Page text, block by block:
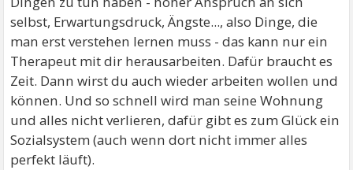
angst das es nie wieder spass machen wird, ich
meinen job verliere und dann meine wohnung usw...
selbst, Erwartungsdruck, Ängste..., also Dinge, die
man erst verstehen lernen muss - das kann nur ein
Therapeut mit dir herausarbeiten. Dafür braucht es
Zeit. Dann wirst du auch wieder arbeiten wollen und
können. Und so schnell wird man seine Wohnung
und alles nicht verlieren, dafür gibt es zum Glück ein
Sozialsystem (auch wenn dort nicht immer alles
perfekt läuft).